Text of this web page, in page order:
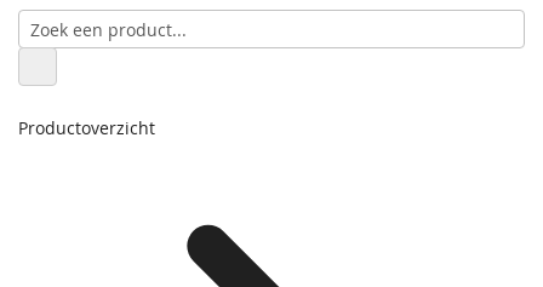
Productoverzicht